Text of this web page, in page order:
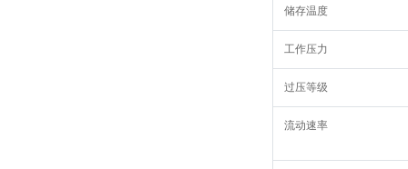
储存温度
工作压力
过压等级
流动速率